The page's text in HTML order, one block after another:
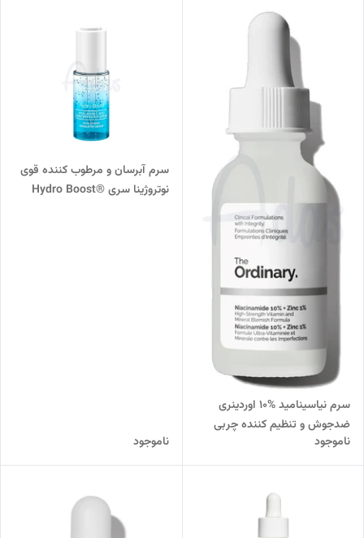
سرم نیاسینامید %10 اوردینری
ضدجوش و تنظیم کننده چربی
پوست
ناموجود
سرم آبرسان و مرطوب کننده قوی
نوتروژینا سری ®Hydro Boost
ناموجود